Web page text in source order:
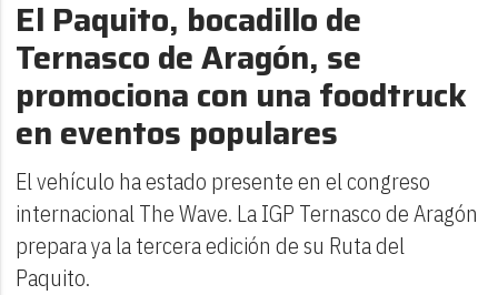
El Paquito, bocadillo de
Ternasco de Aragón, se
promociona con una foodtruck
en eventos populares
El vehículo ha estado presente en el congreso
internacional The Wave. La IGP Ternasco de Aragón
prepara ya la tercera edición de su Ruta del
Paquito.